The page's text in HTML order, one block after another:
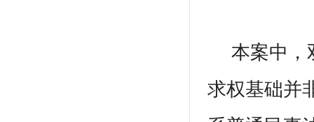
本案中，
求权基础并